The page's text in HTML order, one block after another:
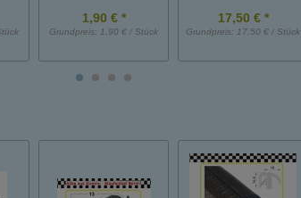
1,90 € *
Grundpreis: 1,90 € / Stück
17,50 € *
Grundpreis: 17,50 € / Stück